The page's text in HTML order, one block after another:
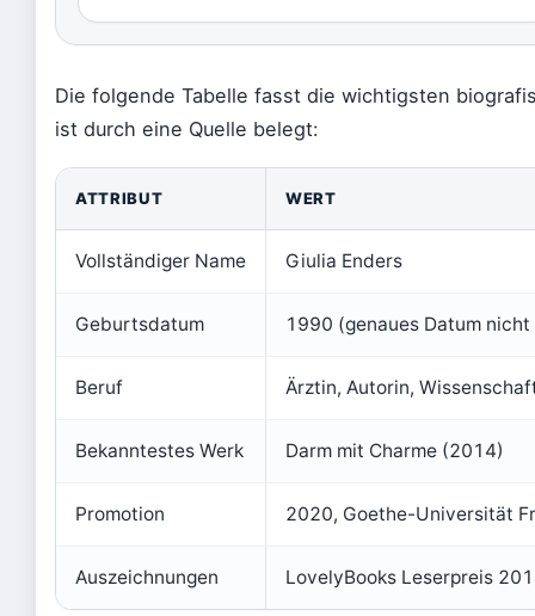
Die folgende Tabelle fasst die wichtigsten
ist durch eine Quelle belegt:
ATTRIBUT WERT
Vollständiger Name Giulia Enders
Geburtsdatum 1990 (genaues Datum
Beruf Ärztin, Autorin,
Bekanntestes Werk Darm mit Charme (2014)
Promotion 2020, Goethe-Universität
Auszeichnungen LovelyBooks Leserpreis